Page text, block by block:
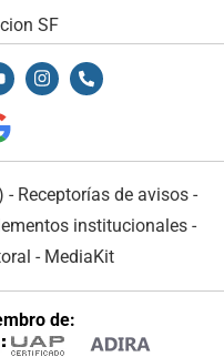
SF
- Receptorías de avisos -
institucionales -
- MediaKit
de: